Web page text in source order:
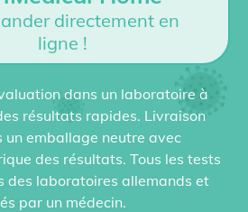
directement en
ligne !
dans un laboratoire à
résultats rapides. Livraison
un emballage neutre avec
des résultats. Tous les tests
des laboratoires allemands et
par un médecin.